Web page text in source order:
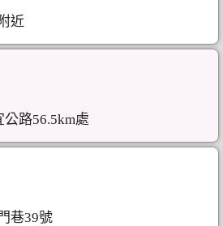
近
路56.5km處
巷39號